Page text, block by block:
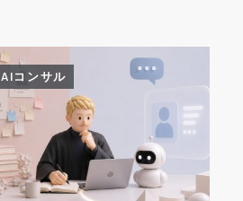
AIコンサル